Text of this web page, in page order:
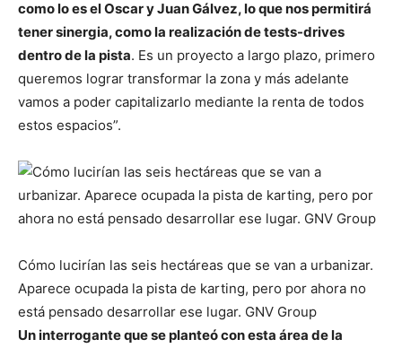
como lo es el Oscar y Juan Gálvez, lo que nos permitirá
tener sinergia, como la realización de tests-drives
dentro de la pista. Es un proyecto a largo plazo, primero
queremos lograr transformar la zona y más adelante
vamos a poder capitalizarlo mediante la renta de todos
estos espacios”.
Cómo lucirían las seis hectáreas que se van a urbanizar.
Aparece ocupada la pista de karting, pero por ahora no
está pensado desarrollar ese lugar. GNV Group
Un interrogante que se planteó con esta área de la